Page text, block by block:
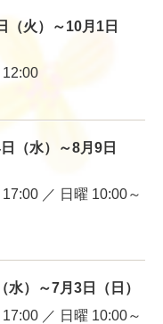
（火）～10月1日
（水）～8月9日
／ 日曜 10:00～
水）～7月3日（日）
／ 日曜 10:00～